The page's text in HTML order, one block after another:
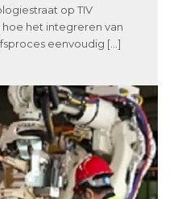
op TIV
het integreren van
eenvoudig […]